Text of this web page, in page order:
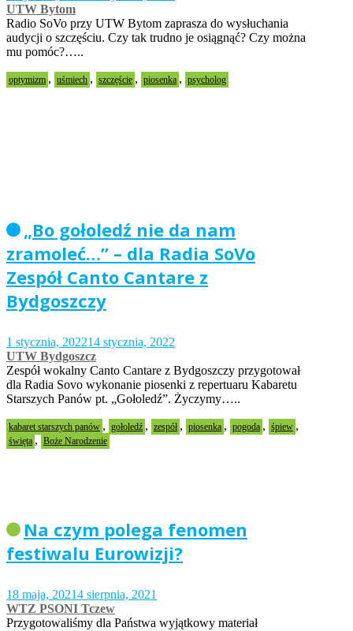
UTW Bytom
Radio SoVo przy UTW Bytom zaprasza do wysłuchania
audycji o szczęściu. Czy tak trudno je osiągnąć? Czy można
mu pomóc?…..
optymizm , uśmiech , szczęście , piosenka , psycholog
„Bo gołoledź nie da nam
zramoleć…” – dla Radia SoVo
Zespół Canto Cantare z
Bydgoszczy
1 stycznia, 202214 stycznia, 2022
UTW Bydgoszcz
Zespół wokalny Canto Cantare z Bydgoszczy przygotował
dla Radia Sovo wykonanie piosenki z repertuaru Kabaretu
Starszych Panów pt. „Gołoledź”. Życzymy…..
kabaret starszych panów , gołoledź , zespół , piosenka , pogoda , śpiew ,
święta , Boże Narodzenie
Na czym polega fenomen
festiwalu Eurowizji?
18 maja, 20214 sierpnia, 2021
WTZ PSONI Tczew
Przygotowaliśmy dla Państwa wyjątkowy materiał